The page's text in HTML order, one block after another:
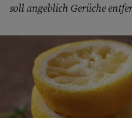
soll angeblich Gerüche